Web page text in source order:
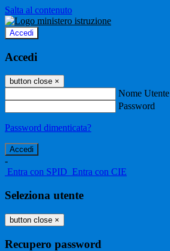
Salta al contenuto
Accedi
Accedi
button close ×
Nome Utente
Password
Password dimenticata?
-
Entra con SPID Entra con CIE
Seleziona utente
button close ×
Recupero password